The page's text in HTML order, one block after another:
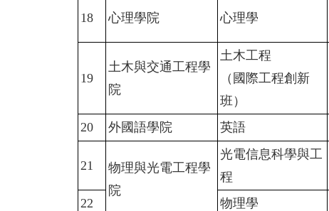
18 心理學院 心理學
19
土木與交通工程學
院
土木工程
（國際工程創新
班）
20 外國語學院 英語
21
物理與光電工程學
院
光電信息科學與工
程
22 物理學